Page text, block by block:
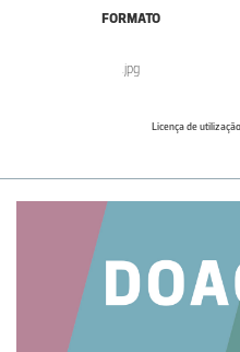
FORMATO
.jpg
Licença de